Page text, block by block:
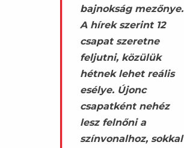
bajnokság mezőnye.
A hírek szerint 12
csapat szeretne
feljutni, közülük
hétnek lehet reális
esélye. Újonc
csapatként nehéz
lesz felnőni a
színvonalhoz, sokkal